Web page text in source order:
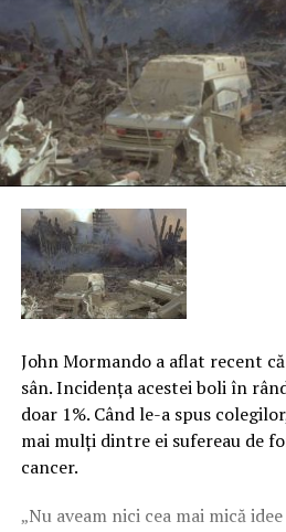
John Mormando a aflat recent
sân. Incidenţa acestei boli în
doar 1%. Când le-a spus
mai mulţi dintre ei sufereau de
cancer.
„Nu aveam nici cea mai mică